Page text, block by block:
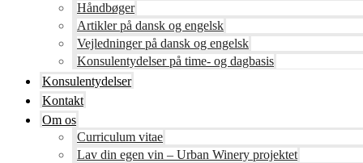
Håndbøger
Artikler på dansk og engelsk
Vejledninger på dansk og engelsk
Konsulentydelser på time- og dagbasis
Konsulentydelser
Kontakt
Om os
Curriculum vitae
Lav din egen vin – Urban Winery projektet